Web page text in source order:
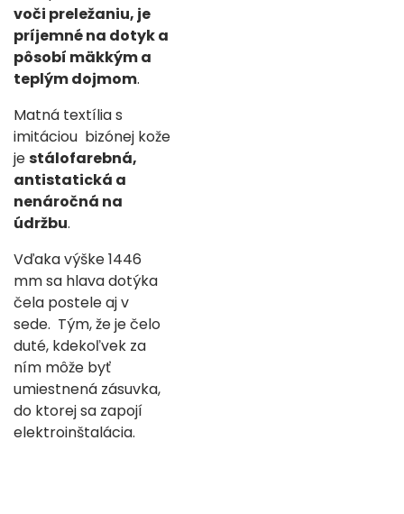
voči preležaniu, je
príjemné na dotyk a
pôsobí mäkkým a
teplým dojmom.
Matná textília s
imitáciou bizónej kože
jestálofarebná,
antistatická a
nenáročná na
údržbu.
Vďaka výške 1446
mm sa hlava dotýka
čela postele aj v
sede. Tým, že je čelo
duté, kdekoľvek za
ním môže byť
umiestnená zásuvka,
do ktorej sa zapojí
elektroinštalácia.